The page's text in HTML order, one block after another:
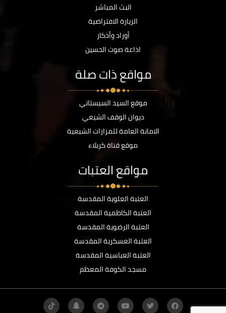
البث المباشر
الزيارة الافتراضية
أوراد وأذكار
اذاعة صوت الحسين
مواقع ذات صلة
موقع السيد السيستاني
ديوان الوقف الشيعي
الامانة العامة للمزارات الشيعية
موقع قناة كربلاء
مواقع العتبات
العتبة العلوية المقدسة
العتبة الكاظمية المقدسة
العتبة الرضوية المقدسة
العتبة العسكرية المقدسة
العتبة العباسية المقدسة
مسجد الكوفة المعظم